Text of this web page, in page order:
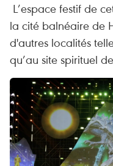
L’espace festif de
la cité balnéaire de
d'autres localités
qu’au site spirituel